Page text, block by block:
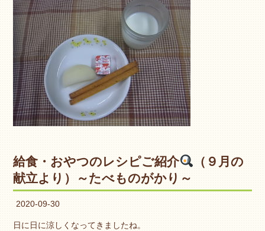
給食・おやつのレシピご紹介
（９月の
献立より）～たべものがかり～
2020-09-30
日に日に涼しくなってきましたね。